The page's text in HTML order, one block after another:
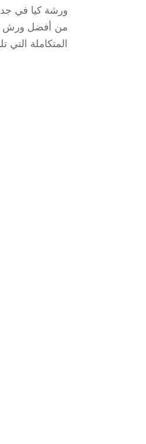
ورشة كيا في
من أفضل ورش
المتكاملة